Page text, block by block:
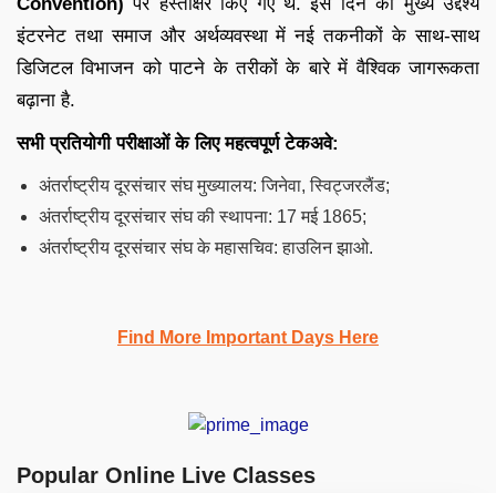
इंटरनेट तथा समाज और अर्थव्यवस्था में नई तकनीकों के साथ-साथ
डिजिटल विभाजन को पाटने के तरीकों के बारे में वैश्विक जागरूकता
बढ़ाना है.
सभी प्रतियोगी परीक्षाओं के लिए महत्वपूर्ण टेकअवे:
अंतर्राष्ट्रीय दूरसंचार संघ मुख्यालय: जिनेवा, स्विट्जरलैंड;
अंतर्राष्ट्रीय दूरसंचार संघ की स्थापना: 17 मई 1865;
अंतर्राष्ट्रीय दूरसंचार संघ के महासचिव: हाउलिन झाओ.
Find More Important Days Here
Popular Online Live Classes